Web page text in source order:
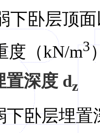
卧层顶面
度（kN/m3
置深度 dz
卧层埋置